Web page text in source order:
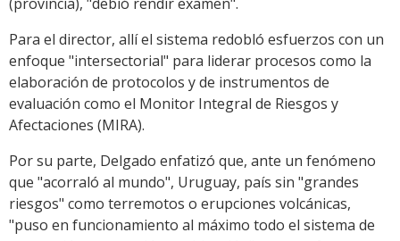
Para el director, allí el sistema redobló esfuerzos con un
enfoque "intersectorial" para liderar procesos como la
elaboración de protocolos y de instrumentos de
evaluación como el Monitor Integral de Riesgos y
Afectaciones (MIRA).
Por su parte, Delgado enfatizó que, ante un fenómeno
que "acorraló al mundo", Uruguay, país sin "grandes
riesgos" como terremotos o erupciones volcánicas,
"puso en funcionamiento al máximo todo el sistema de